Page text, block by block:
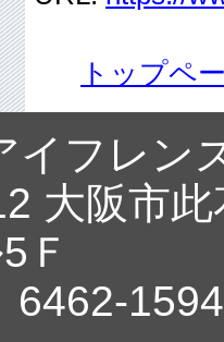
トップペ
イフレン
大阪市
Ｆ
6462-